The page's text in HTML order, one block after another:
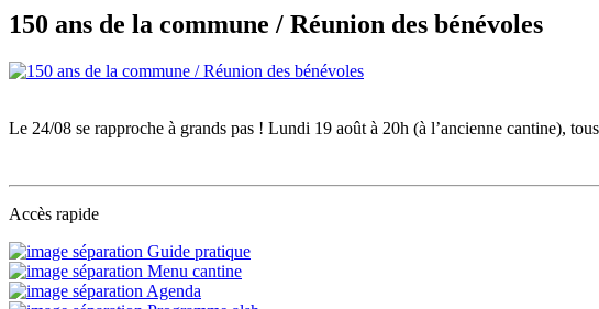
150 ans de la commune / Réunion des bénévoles
Le 24/08 se rapproche à grands pas ! Lundi 19 août à 20h (à l’ancienne cantine),
Accès rapide
Guide pratique
Menu cantine
Agenda